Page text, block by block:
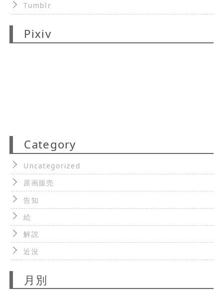
Tumblr
Pixiv
Category
Uncategorized
原画販売
告知
絵
解説
近況
月別